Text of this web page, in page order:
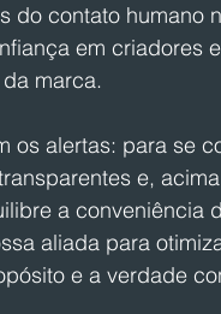
do contato humano
em criadores
marca.
os alertas: para se
e,
a conveniência
aliada para
e a verdade